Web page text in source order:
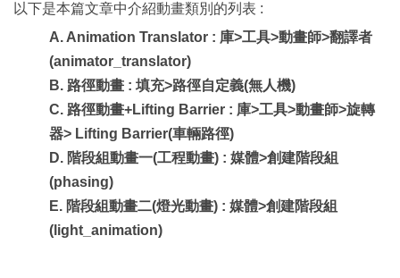
以下是本篇文章中介紹動畫類別的列表 :
A. Animation Translator : 庫>工具>動畫師>翻譯者
(animator_translator)
B. 路徑動畫 : 填充>路徑自定義(無人機)
C. 路徑動畫+Lifting Barrier : 庫>工具>動畫師>旋轉
器> Lifting Barrier(車輛路徑)
D. 階段組動畫一(工程動畫) : 媒體>創建階段組
(phasing)
E. 階段組動畫二(燈光動畫) : 媒體>創建階段組
(light_animation)